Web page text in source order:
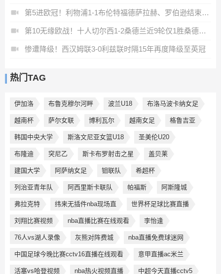
第5进欧冠！利物浦1-1布伦特福德萨拉赫、罗伯逊结束9年红军生涯
第10无缘欧战！十人切尔西1-2桑德兰近9轮仅1胜桑德兰第7进欧战
惨遭降级！西汉姆联3-0利兹联时隔15年再度降级至英冠
热门TAG
伊加洛 布鲁克穆尔河畔 波兰U18 布洛马波卡纳女足
越南杯 萨尔女联 博利瓦尔 越南女足 格鲁吉亚
韩国中央大学 斯洛文尼亚女篮U18 圣美伦U20
布隆迪 突尼乙 斯卡布罗射击之星 盖贝莱
建国大学 阿萨纳女足 钼联队 希超杯
列治亚青年队 阿西里斯卡联队 帕福斯 阿斯隆城
弗拉克特 纬来无插件nba现场直 世界杯足球比赛直播
刘翔比赛视频 nba直播比赛在线观看 李怡逢
76人vs湖人录像 灰熊对阵费城 nba直播免费球迷网
中国足球今晚比赛cctv16直播在线观看 意甲直播ac米兰
活塞vs哈登视频 nba热火视频直播 中超今天直播cctv5